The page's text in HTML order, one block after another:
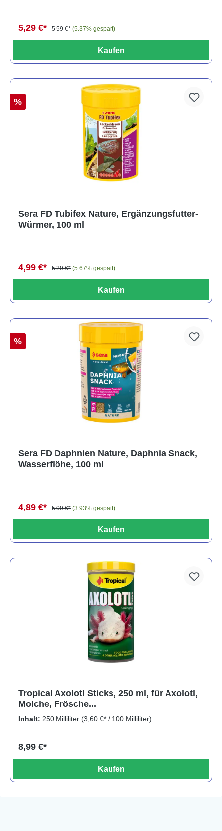
5,29 €* 5,59 €* (5.37% gespart)
Kaufen
%
Sera FD Tubifex Nature, Ergänzungsfutter-
Würmer, 100 ml
4,99 €* 5,29 €* (5.67% gespart)
Kaufen
%
Sera FD Daphnien Nature, Daphnia Snack,
Wasserflöhe, 100 ml
4,89 €* 5,09 €* (3.93% gespart)
Kaufen
Tropical Axolotl Sticks, 250 ml, für Axolotl,
Molche, Frösche...
Inhalt: 250 Milliliter (3,60 €* / 100 Milliliter)
8,99 €*
Kaufen